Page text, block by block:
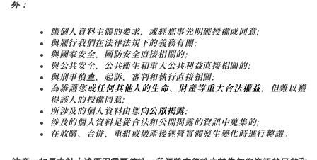
外：
應個人資料主體的要求，或經您事先明確授權或同意;
與履行我們在法律法規下的義務有關;
與國家安全、國防安全直接相關的;
與公共安全、公共衛生和重大公共利益直接相關的;
與刑事偵查、起訴、審判和執行直接相關;
為維護您或任何其他人的生命、財產等重大合法權益，但難以獲
得該人的授權同意;
所涉及的個人資料由您向公眾揭露;
涉及的個人資料是從合法和公開揭露的資訊中蒐集的;
在收購、合併、重組或破產後經營實體發生變化時進行轉讓。